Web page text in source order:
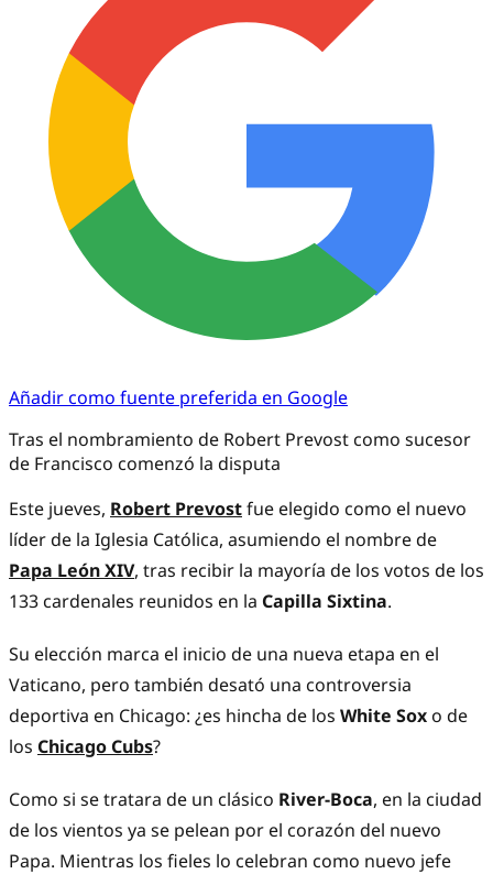
Añadir como fuente preferida en Google
Tras el nombramiento de Robert Prevost como sucesor
de Francisco comenzó la disputa
Este jueves, Robert Prevostfue elegido como el nuevo
líder de la Iglesia Católica, asumiendo el nombre de
Papa León XIV, tras recibir la mayoría de los votos de los
133 cardenales reunidos en la Capilla Sixtina.
Su elección marca el inicio de una nueva etapa en el
Vaticano, pero también desató una controversia
deportiva en Chicago: ¿es hincha de los White Sox o de
los Chicago Cubs?
Como si se tratara de un clásico River-Boca, en la ciudad
de los vientos ya se pelean por el corazón del nuevo
Papa. Mientras los fieles lo celebran como nuevo jefe